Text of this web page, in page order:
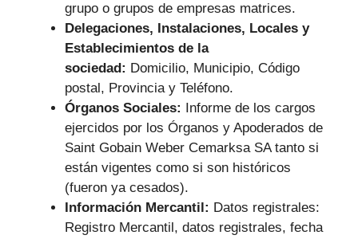
grupo o grupos de empresas matrices.
Delegaciones, Instalaciones, Locales y
Establecimientos de la
sociedad: Domicilio, Municipio, Código
postal, Provincia y Teléfono.
Órganos Sociales: Informe de los cargos
ejercidos por los Órganos y Apoderados de
Saint Gobain Weber Cemarksa SA tanto si
están vigentes como si son históricos
(fueron ya cesados).
Información Mercantil: Datos registrales:
Registro Mercantil, datos registrales, fecha